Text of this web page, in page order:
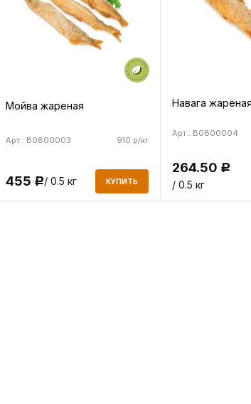
Мойва жареная
910 р/кг
Арт.: B0800003
455 Р/ 0.5 кг КУПИТЬ
Навага жареная
Арт.: B0800004
264.50 Р
/ 0.5 кг